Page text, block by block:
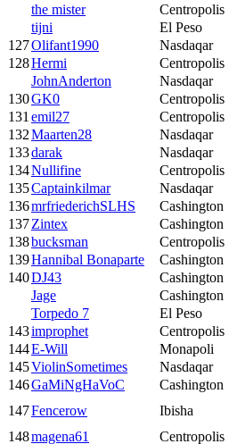
the mister
Centropolis
tijni
El Peso
127Olifant1990 Nasdaqar
128Hermi Centropolis
JohnAnderton
Nasdaqar
130GK0 Centropolis
131 emil27 Centropolis
132Maarten28 Nasdaqar
133darak Nasdaqar
134Nullifine Centropolis
135Captainkilmar Nasdaqar
136mrfriederichSLHS Cashington
137Zintex Cashington
138bucksman Centropolis
139Hannibal Bonaparte Cashington
140DJ43 Cashington
Jage
Cashington
Torpedo 7
El Peso
143improphet Centropolis
144E-Will Monapoli
145ViolinSometimes Nasdaqar
146GaMiNgHaVoC Cashington
147Fencerow Ibisha
148magena61 Centropolis